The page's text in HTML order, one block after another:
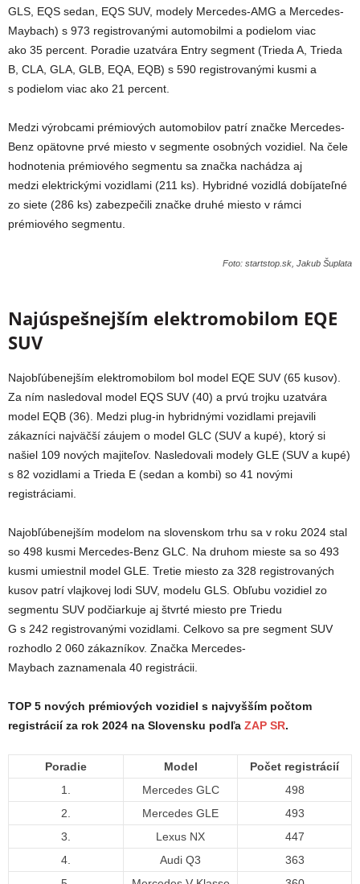
GLS, EQS sedan, EQS SUV, modely Mercedes-AMG a Mercedes-
Maybach) s 973 registrovanými automobilmi a podielom viac
ako 35 percent. Poradie uzatvára Entry segment (Trieda A, Trieda
B, CLA, GLA, GLB, EQA, EQB) s 590 registrovanými kusmi a
s podielom viac ako 21 percent.
Medzi výrobcami prémiových automobilov patrí značke Mercedes-
Benz opätovne prvé miesto v segmente osobných vozidiel. Na čele
hodnotenia prémiového segmentu sa značka nachádza aj
medzi elektrickými vozidlami (211 ks). Hybridné vozidlá dobíjateľné
zo siete (286 ks) zabezpečili značke druhé miesto v rámci
prémiového segmentu.
Foto: startstop.sk, Jakub Šuplata
Najúspešnejším elektromobilom EQE
SUV
Najobľúbenejším elektromobilom bol model EQE SUV (65 kusov).
Za ním nasledoval model EQS SUV (40) a prvú trojku uzatvára
model EQB (36). Medzi plug-in hybridnými vozidlami prejavili
zákazníci najväčší záujem o model GLC (SUV a kupé), ktorý si
našiel 109 nových majiteľov. Nasledovali modely GLE (SUV a kupé)
s 82 vozidlami a Trieda E (sedan a kombi) so 41 novými
registráciami.
Najobľúbenejším modelom na slovenskom trhu sa v roku 2024 stal
so 498 kusmi Mercedes-Benz GLC. Na druhom mieste sa so 493
kusmi umiestnil model GLE. Tretie miesto za 328 registrovaných
kusov patrí vlajkovej lodi SUV, modelu GLS. Obľubu vozidiel zo
segmentu SUV podčiarkuje aj štvrté miesto pre Triedu
G s 242 registrovanými vozidlami. Celkovo sa pre segment SUV
rozhodlo 2 060 zákazníkov. Značka Mercedes-
Maybach zaznamenala 40 registrácii.
TOP 5 nových prémiových vozidiel s najvyšším počtom
registrácií za rok 2024 na Slovensku podľa ZAP SR.
Poradie Model
Počet registrácií
1.
Mercedes GLC
498
2.
Mercedes GLE
493
3.
Lexus NX
447
4.
Audi Q3
363